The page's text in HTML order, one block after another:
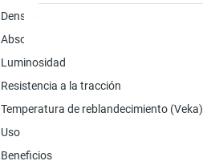
Densidad
Absorción de agua
Luminosidad
Resistencia a la tracción
Temperatura de reblandecimiento (Veka)
Uso
Beneficios